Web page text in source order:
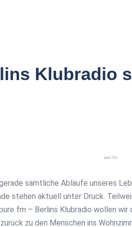
Klubradio
pure fm
sämtliche Abläufe unseres
stehen aktuell unter Druck.
fm – Berlins Klubradio wollen
zu den Menschen ins